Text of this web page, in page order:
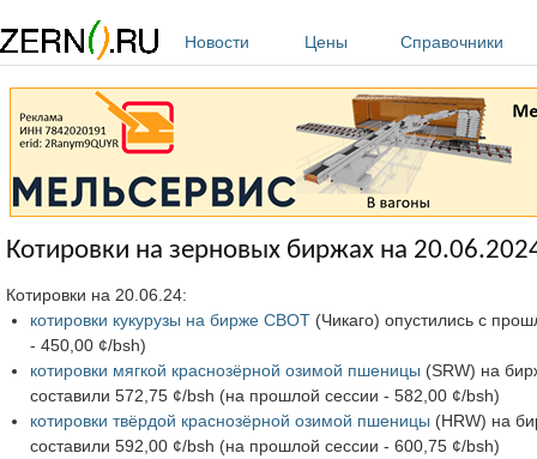
Новости
Цены Справочники
Котировки на зерновых биржах на
Котировки на 20.06.24:
котировки кукурузы на бирже CBOT(Чикаго) опустились с
- 450,00 ¢/bsh)
котировки мягкой краснозёрной озимой пшеницы (SRW) на
составили 572,75 ¢/bsh (на прошлой сессии - 582,00 ¢/bsh)
котировки твёрдой краснозёрной озимой пшеницы (HRW) на
составили 592,00 ¢/bsh (на прошлой сессии - 600,75 ¢/bsh)